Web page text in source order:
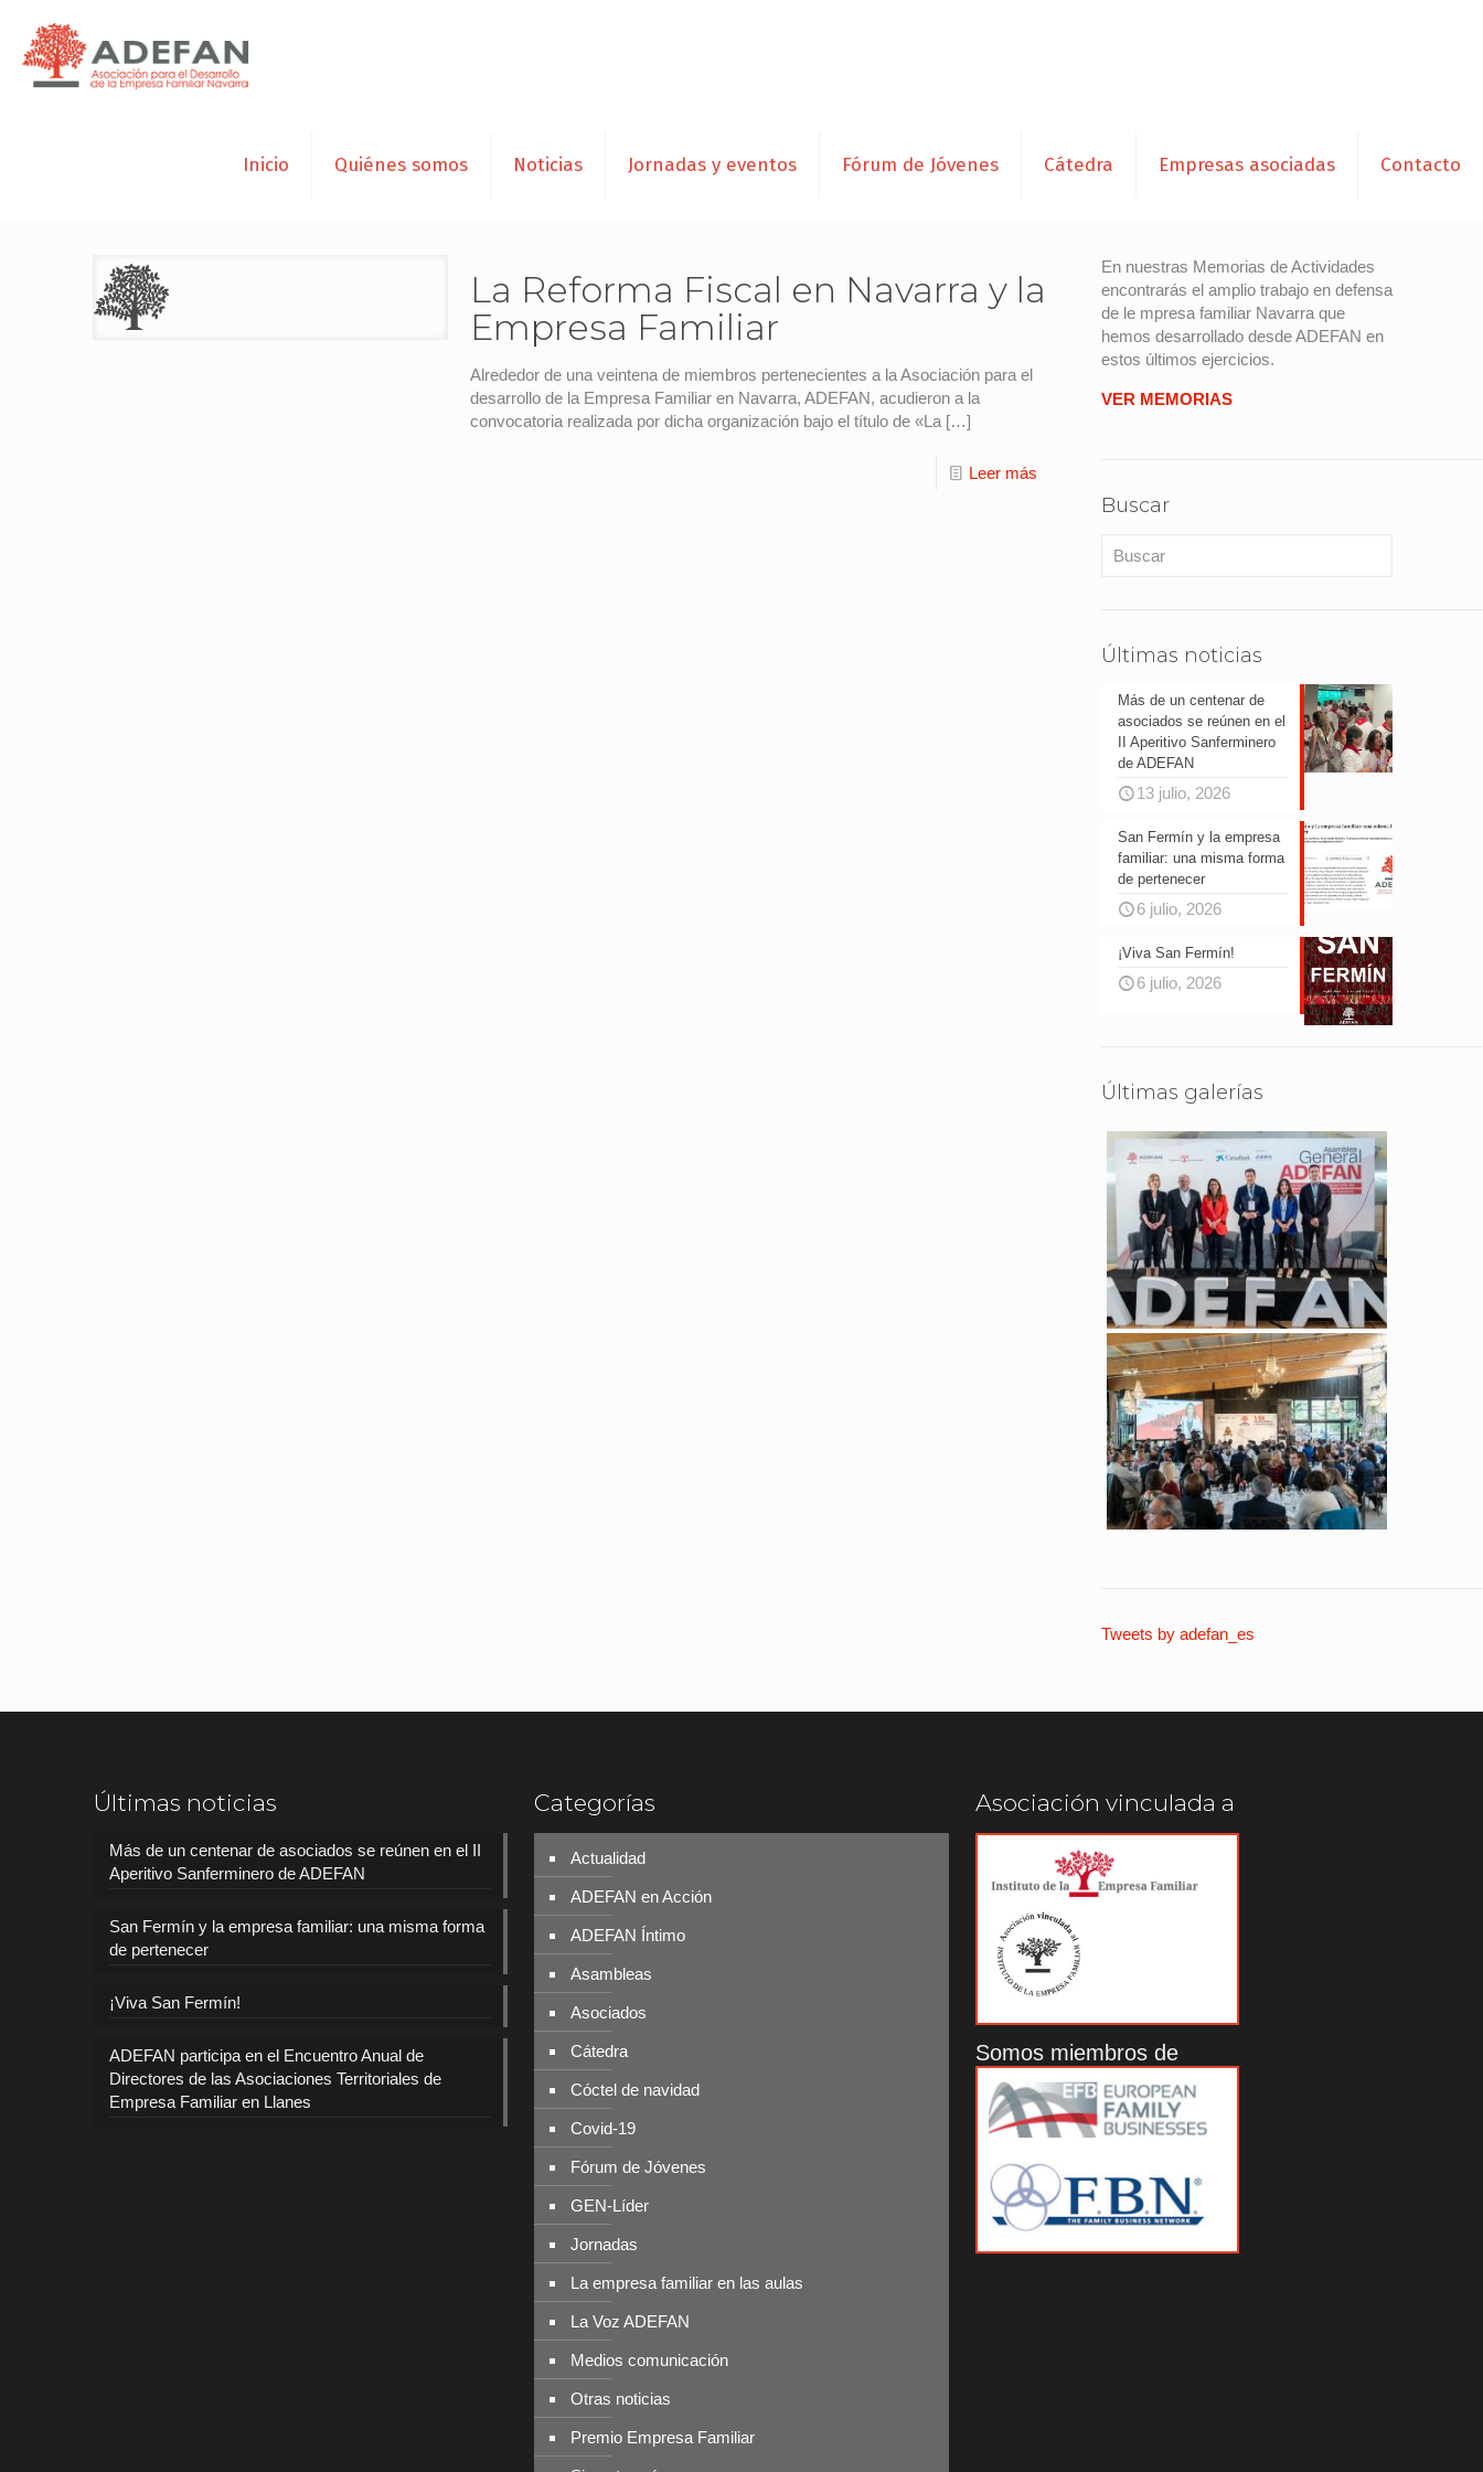
Inicio Quiénes somos Noticias Jornadas y eventos Fórum de Jóvenes Cátedra Empresas asociadas Contacto
La Reforma Fiscal en Navarra y la
Empresa Familiar
Alrededor de una veintena de miembros pertenecientes a la Asociación para el
desarrollo de la Empresa Familiar en Navarra, ADEFAN, acudieron a la
convocatoria realizada por dicha organización bajo el título de «La […]
Leer más
En nuestras Memorias de Actividades
encontrarás el amplio trabajo en defensa
de le mpresa familiar Navarra que
hemos desarrollado desde ADEFAN en
estos últimos ejercicios.
VER MEMORIAS
Buscar
Últimas noticias
Más de un centenar de
asociados se reúnen en el
II Aperitivo Sanferminero
de ADEFAN
13 julio, 2026
San Fermín y la empresa
familiar: una misma forma
de pertenecer
6 julio, 2026
¡Viva San Fermín!
6 julio, 2026
Últimas galerías
Tweets by adefan_es
Últimas noticias
Más de un centenar de asociados se reúnen en el II
Aperitivo Sanferminero de ADEFAN
San Fermín y la empresa familiar: una misma forma
de pertenecer
¡Viva San Fermín!
ADEFAN participa en el Encuentro Anual de
Directores de las Asociaciones Territoriales de
Empresa Familiar en Llanes
Categorías
Actualidad
ADEFAN en Acción
ADEFAN Íntimo
Asambleas
Asociados
Cátedra
Cóctel de navidad
Covid-19
Fórum de Jóvenes
GEN-Líder
Jornadas
La empresa familiar en las aulas
La Voz ADEFAN
Medios comunicación
Otras noticias
Premio Empresa Familiar
Asociación vinculada a
Somos miembros de